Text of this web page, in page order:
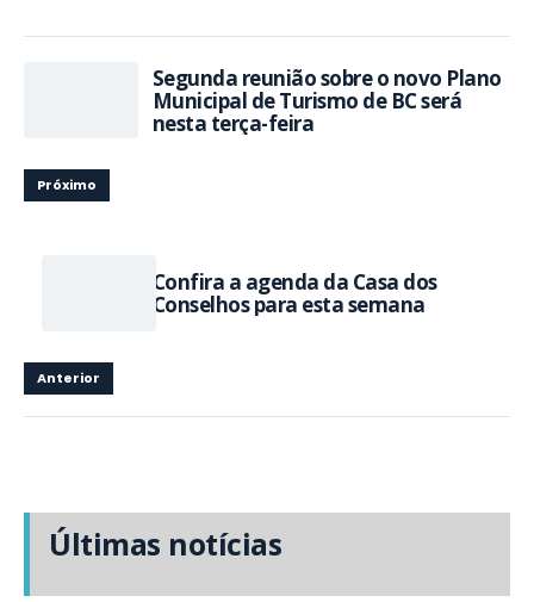
Segunda reunião sobre o novo Plano
Municipal de Turismo de BC será
nesta terça-feira
Próximo
Confira a agenda da Casa dos
Conselhos para esta semana
Anterior
Últimas notícias